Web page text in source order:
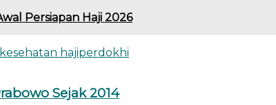
Persiapan Haji 2026
hajiperdokhi
Sejak 2014